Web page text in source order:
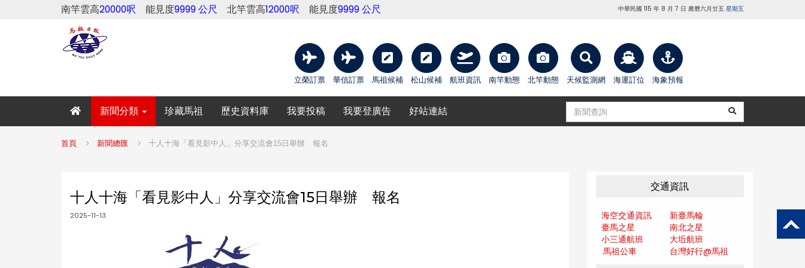
南竿雲高20000呎 能見度9999 公尺 北竿雲高12000呎 能見度9999 公尺 中華民國 115 年 8 月 7 日 農曆六月廿五 星期五
立榮訂票 華信訂票 馬祖候補 松山候補 航班資訊 南竿動態 北竿動態 天候監測網 海運訂位 海象預報
新聞分類 珍藏馬祖 歷史資料庫 我要投稿 我要登廣告 好站連結
首頁 新聞總匯 十人十海「看見影中人」分享交流會15日舉辦 報名
十人十海「看見影中人」分享交流會15日舉辦 報名
2025-11-13
交通資訊
海空交通資訊
新臺馬輪
臺馬之星
南北之星
小三通航班
大坵航班
馬祖公車
台灣好行@馬祖